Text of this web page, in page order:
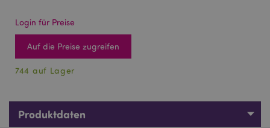
Login für Preise
Auf die Preise zugreifen
744 auf Lager
Produktdaten